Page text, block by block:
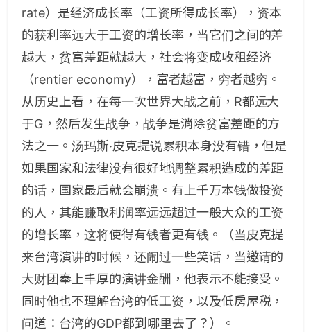
rate）是经济成长率（工资所得成长率），资本
的获利率远大于工资的增长率，当它们之间的差
越大，贫富差距就越大，社会将变成收租经济
（rentier economy），富者越富，穷者越穷。
从历史上看，在每一次世界大战之前， R都远大
于G ，然后发生战争，战争是消除贫富差距的方
法之一。汤玛斯·皮克提说累积本身没有错，但是
如果国家和法律没有很好地调整累积造成的差距
的话，国家最后就会崩溃。有上千万本钱做投资
的人，其能赚取利润率远远超过一般大众的工资
的增长率，这将使得有钱者更有钱。（当皮克提
来台湾演讲的时候，还闹过一些笑话，当邀请的
大财团奉上丰厚的演讲金酬，他表示不能接受。
同时他也不理解台湾的低工资，以及低房屋税，
问道：台湾的GDP都到哪里去了？）。